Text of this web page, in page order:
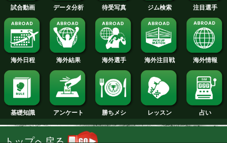
2012年
2011年
2010年